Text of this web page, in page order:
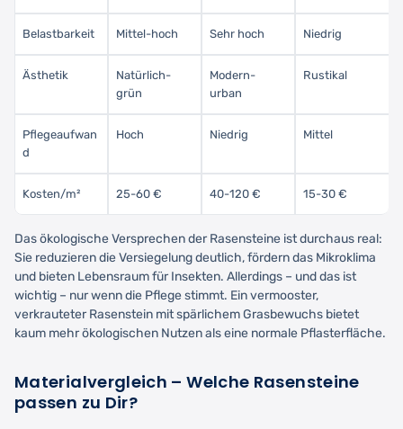
Belastbarkeit Mittel-hoch Sehr hoch Niedrig
Ästhetik
Natürlich-
grün
Modern-
urban
Rustikal
Pflegeaufwan
d
Hoch Niedrig Mittel
Kosten/m² 25-60 € 40-120 € 15-30 €
Das ökologische Versprechen der Rasensteine ist durchaus real:
Sie reduzieren die Versiegelung deutlich, fördern das Mikroklima
und bieten Lebensraum für Insekten. Allerdings – und das ist
wichtig – nur wenn die Pflege stimmt. Ein vermooster,
verkrauteter Rasenstein mit spärlichem Grasbewuchs bietet
kaum mehr ökologischen Nutzen als eine normale Pflasterfläche.
Materialvergleich – Welche Rasensteine
passen zu Dir?